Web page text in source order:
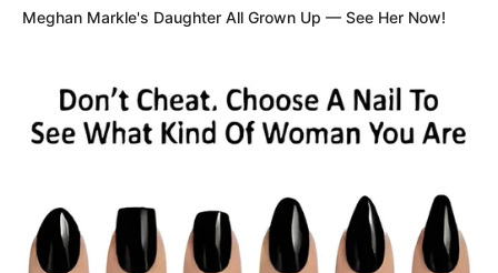
Meghan Markle's Daughter All Grown Up — See Her Now!